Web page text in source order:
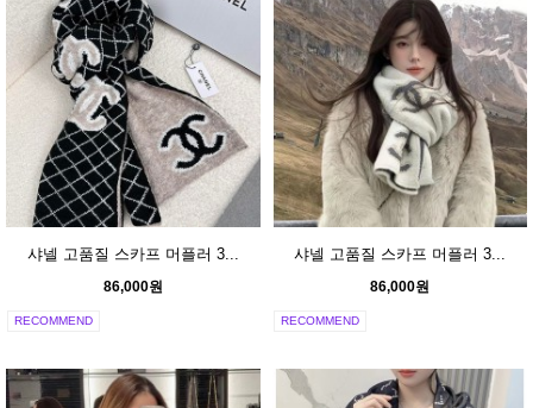
샤넬 고품질 스카프 머플러 3...
86,000원
RECOMMEND
샤넬 고품질 스카프 머플러 3...
86,000원
RECOMMEND